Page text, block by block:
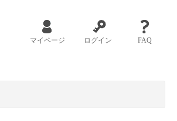
マイページ ログイン FAQ